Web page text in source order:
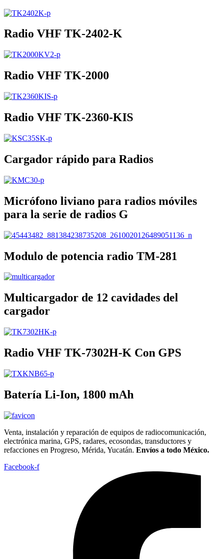
Radio VHF TK-2402-K
Radio VHF TK-2000
Radio VHF TK-2360-KIS
Cargador rápido para Radios
Micrófono liviano para radios móviles
para la serie de radios G
Modulo de potencia radio TM-281
Multicargador de 12 cavidades del
cargador
Radio VHF TK-7302H-K Con GPS
Batería Li-Ion, 1800 mAh
Venta, instalación y reparación de equipos de radiocomunicación,
electrónica marina, GPS, radares, ecosondas, transductores y
refacciones en Progreso, Mérida, Yucatán. Envíos a todo México.
Facebook-f